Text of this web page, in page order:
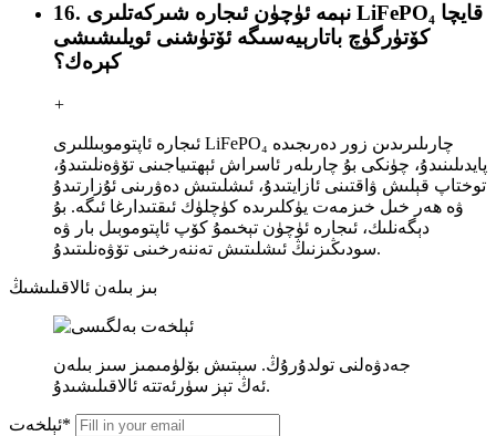
16. نېمە ئۈچۈن ئىجارە شىركەتلىرى LiFePO₄ قايچا
كۆتۈرگۈچ باتارېيەسىگە ئۆتۈشنى ئويلىشىشى
كېرەك؟
+
ئىجارە ئاپتوموبىللىرى LiFePO₄ چارىلىرىدىن زور دەرىجىدە
پايدىلىنىدۇ، چۈنكى بۇ چارىلەر ئاسراش ئېھتىياجىنى تۆۋەنلىتىدۇ،
توختاپ قېلىش ۋاقتىنى ئازايتىدۇ، ئىشلىتىش دەۋرىنى ئۇزارتىدۇ
ۋە ھەر خىل خىزمەت يۈكلىرىدە كۈچلۈك ئىقتىدارغا ئىگە. بۇ
دېگەنلىك، ئىجارە ئۈچۈن تېخىمۇ كۆپ ئاپتوموبىل بار ۋە
سودىڭىزنىڭ ئىشلىتىش تەننەرخىنى تۆۋەنلىتىدۇ.
بىز بىلەن ئالاقىلىشىڭ
جەدۋەلنى تولدۇرۇڭ. سېتىش بۆلۈمىمىز سىز بىلەن
ئەڭ تېز سۈرئەتتە ئالاقىلىشىدۇ.
ئېلخەت*